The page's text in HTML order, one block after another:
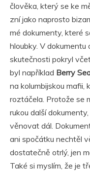
člověka, který se ke
zní jako naprosto
mé dokumenty, které
hloubky. V dokumentu
skutečnosti pokryl
byl například Berry
na kolumbijskou mafii,
roztáčela. Protože se
rukou další
věnovat dál.
ani spočátku nechtěl
dostatečně otrlý, jen
Také si myslím, že je